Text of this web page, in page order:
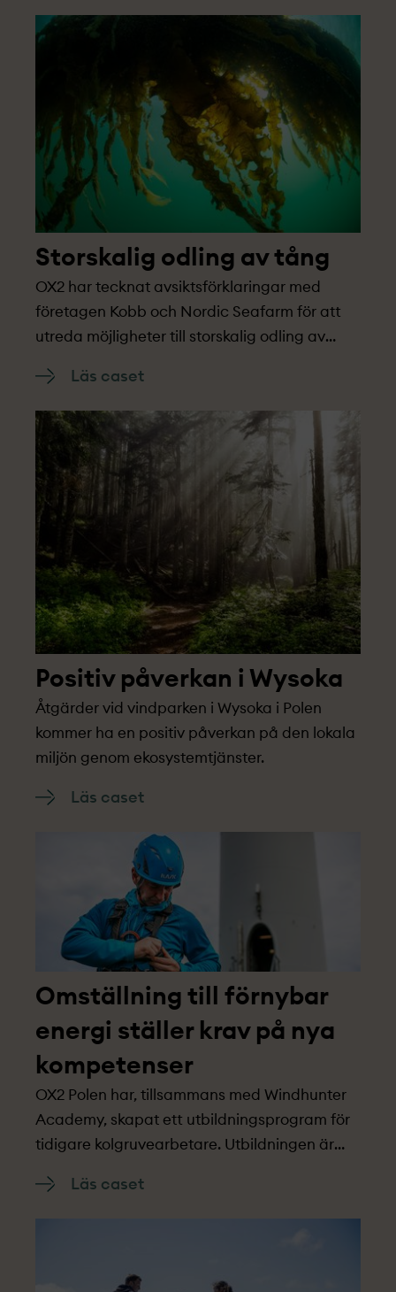
Storskalig odling av tång
OX2 har tecknat avsiktsförklaringar med
företagen Kobb och Nordic Seafarm för att
utreda möjligheter till storskalig odling av
vindparken Galene, utanför Varberg på
västkusten.
Läs caset
Positiv påverkan i Wysoka
Åtgärder vid vindparken i Wysoka i Polen
kommer ha en positiv påverkan på den lokala
miljön genom ekosystemtjänster.
Läs caset
Omställning till förnybar
energi ställer krav på nya
kompetenser
OX2 Polen har, tillsammans med Windhunter
Academy, skapat ett utbildningsprogram för
tidigare kolgruvearbetare. Utbildningen är
industrin. Det ger dem en möjlighet till ny
utbildning och ny anställning.
Läs caset